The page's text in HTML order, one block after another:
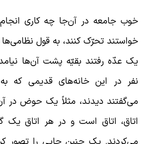
جامعه در آن‌جا چه کاری
تحرّک کنند، به قول نظامی‌ها
عدّه رفتند بقیّه پشت آن‌ها
در این خانه‌های قدیمی که به
دیدند، مثلاً یک حوض در
اتاق است و در هر اتاق یک